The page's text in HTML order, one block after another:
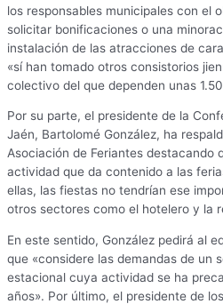
los responsables municipales con el
solicitar bonificaciones o una
instalación de las atracciones de
«sí han tomado otros consistorios
colectivo del que dependen unas
Por su parte, el presidente de la
Jaén, Bartolomé González, ha
Asociación de Feriantes destacando
actividad que da contenido a las
ellas, las fiestas no tendrían ese
otros sectores como el hotelero y la
En este sentido, González pedirá al
que «considere las demandas de un
estacional cuya actividad se ha
años». Por último, el presidente de